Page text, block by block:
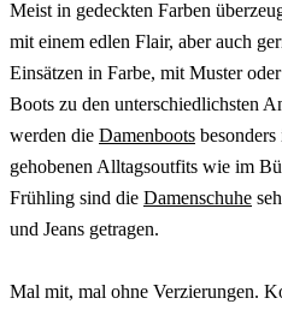
Meist in gedeckten Farben
mit einem edlen Flair, aber auch
Einsätzen in Farbe, mit Muster
Boots zu den unterschiedlichsten
werden die Damenboots
gehobenen Alltagsoutfits wie im
Frühling sind die Damenschuhe
und Jeans getragen.
Mal mit, mal ohne Verzierungen.